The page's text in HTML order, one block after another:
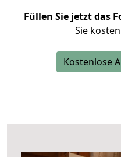
Füllen Sie jetzt das
Sie
Kostenlose